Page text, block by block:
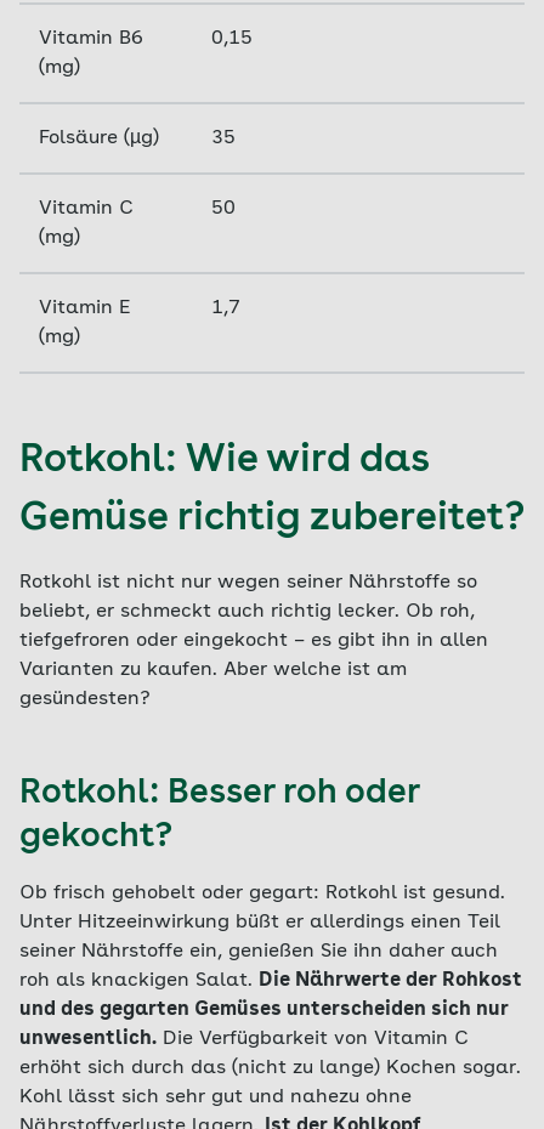
Vitamin B6
(mg)
0,15
Folsäure (µg) 35
Vitamin C
(mg)
50
Vitamin E
(mg)
1,7
Rotkohl: Wie wird das
Gemüse richtig zubereitet?
Rotkohl ist nicht nur wegen seiner Nährstoffe so
beliebt, er schmeckt auch richtig lecker. Ob roh,
tiefgefroren oder eingekocht – es gibt ihn in allen
Varianten zu kaufen. Aber welche ist am
gesündesten?
Rotkohl: Besser roh oder
gekocht?
Ob frisch gehobelt oder gegart: Rotkohl ist gesund.
Unter Hitzeeinwirkung büßt er allerdings einen Teil
seiner Nährstoffe ein, genießen Sie ihn daher auch
roh als knackigen Salat. Die Nährwerte der Rohkost
und des gegarten Gemüses unterscheiden sich nur
unwesentlich. Die Verfügbarkeit von Vitamin C
erhöht sich durch das (nicht zu lange) Kochen sogar.
Kohl lässt sich sehr gut und nahezu ohne